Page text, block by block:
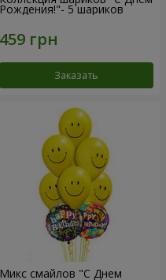
Рождения!"- 5 шариков
Заказать
Микс смайлов "C Днем